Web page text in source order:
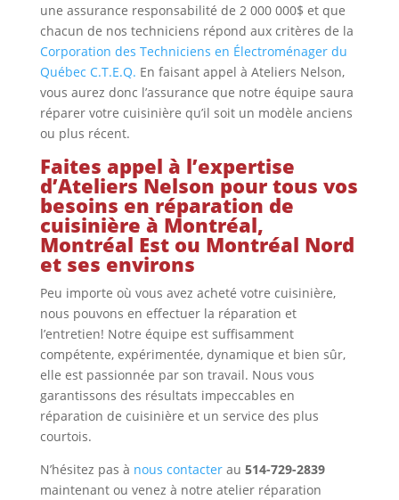
une assurance responsabilité de 2 000 000$ et que
chacun de nos techniciens répond aux critères de la
Corporation des Techniciens en Électroménager du
Québec C.T.E.Q. En faisant appel à Ateliers Nelson,
vous aurez donc l’assurance que notre équipe saura
réparer votre cuisinière qu’il soit un modèle anciens
ou plus récent.
Faites appel à l’expertise
d’Ateliers Nelson pour tous vos
besoins en réparation de
cuisinière à Montréal,
Montréal Est ou Montréal Nord
et ses environs
Peu importe où vous avez acheté votre cuisinière,
nous pouvons en effectuer la réparation et
l’entretien! Notre équipe est suffisamment
compétente, expérimentée, dynamique et bien sûr,
elle est passionnée par son travail. Nous vous
garantissons des résultats impeccables en
réparation de cuisinière et un service des plus
courtois.
N’hésitez pas à nous contacterau 514-729-2839
maintenant ou venez à notre atelier réparation